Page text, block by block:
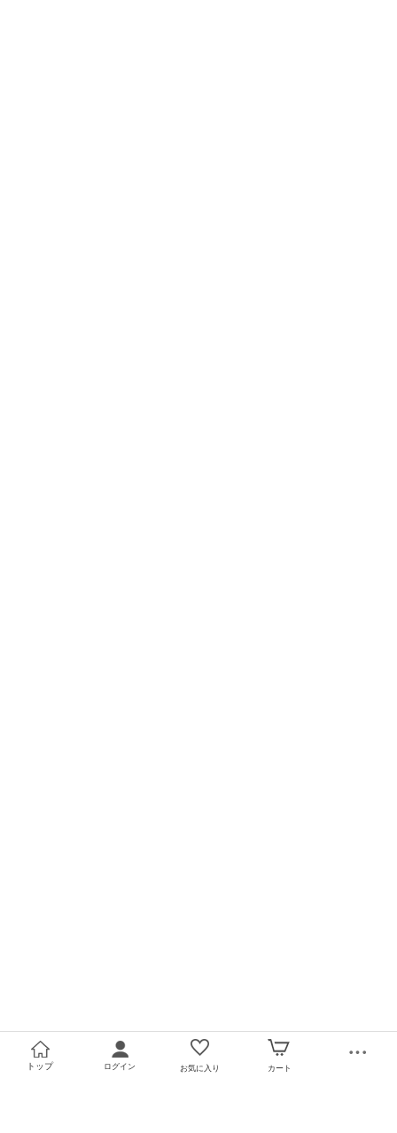
トップ ログイン お気に入り カート